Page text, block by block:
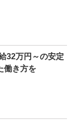
32万円～の安定
働き方を